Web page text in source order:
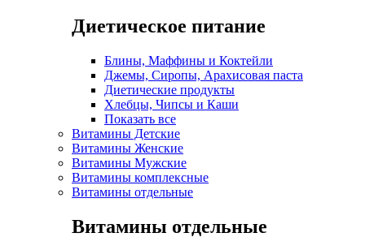
Диетическое питание
Блины, Маффины и Коктейли
Джемы, Сиропы, Арахисовая паста
Диетические продукты
Хлебцы, Чипсы и Каши
Показать все
Витамины Детские
Витамины Женские
Витамины Мужские
Витамины комплексные
Витамины отдельные
Витамины отдельные